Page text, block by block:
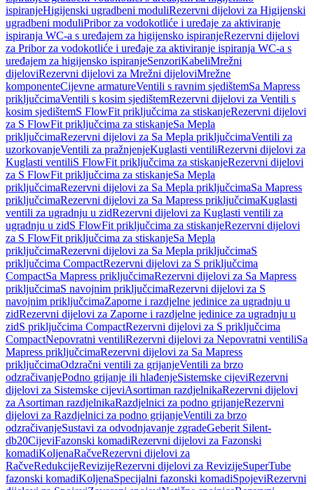
ispiranjeHigijenski ugradbeni moduliRezervni dijelovi za Higijenski
ugradbeni moduliPribor za vodokotliće i uređaje za aktiviranje
ispiranja WC-a s uređajem za higijensko ispiranjeRezervni dijelovi
za Pribor za vodokotliće i uređaje za aktiviranje ispiranja WC-a s
uređajem za higijensko ispiranjeSenzoriKabeliMrežni
dijeloviRezervni dijelovi za Mrežni dijeloviMrežne
komponenteCijevne armatureVentili s ravnim sjedištemSa Mapress
priključcimaVentili s kosim sjedištemRezervni dijelovi za Ventili s
kosim sjedištemS FlowFit priključcima za stiskanjeRezervni dijelovi
za S FlowFit priključcima za stiskanjeSa Mepla
priključcimaRezervni dijelovi za Sa Mepla priključcimaVentili za
uzorkovanjeVentili za pražnjenjeKuglasti ventiliRezervni dijelovi za
Kuglasti ventiliS FlowFit priključcima za stiskanjeRezervni dijelovi
za S FlowFit priključcima za stiskanjeSa Mepla
priključcimaRezervni dijelovi za Sa Mepla priključcimaSa Mapress
priključcimaRezervni dijelovi za Sa Mapress priključcimaKuglasti
ventili za ugradnju u zidRezervni dijelovi za Kuglasti ventili za
ugradnju u zidS FlowFit priključcima za stiskanjeRezervni dijelovi
za S FlowFit priključcima za stiskanjeSa Mepla
priključcimaRezervni dijelovi za Sa Mepla priključcimaS
priključcima CompactRezervni dijelovi za S priključcima
CompactSa Mapress priključcimaRezervni dijelovi za Sa Mapress
priključcimaS navojnim priključcimaRezervni dijelovi za S
navojnim priključcimaZaporne i razdjelne jedinice za ugradnju u
zidRezervni dijelovi za Zaporne i razdjelne jedinice za ugradnju u
zidS priključcima CompactRezervni dijelovi za S priključcima
CompactNepovratni ventiliRezervni dijelovi za Nepovratni ventiliSa
Mapress priključcimaRezervni dijelovi za Sa Mapress
priključcimaOdzračni ventili za grijanjeVentili za brzo
odzračivanjePodno grijanje ili hlađenjeSistemske cijeviRezervni
dijelovi za Sistemske cijeviAsortiman razdjelnikaRezervni dijelovi
za Asortiman razdjelnikaRazdjelnici za podno grijanjeRezervni
dijelovi za Razdjelnici za podno grijanjeVentili za brzo
odzračivanjeSustavi za odvodnjavanje zgradeGeberit Silent-
db20CijeviFazonski komadiRezervni dijelovi za Fazonski
komadiKoljenaRačveRezervni dijelovi za
RačveRedukcijeRevizijeRezervni dijelovi za RevizijeSuperTube
fazonski komadiKoljenaSpecijalni fazonski komadiSpojeviRezervni